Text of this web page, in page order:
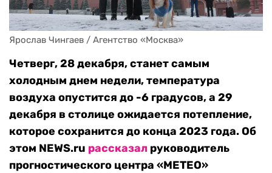
Ярослав Чингаев / Агентство «Москва»
Четверг, 28 декабря, станет самым
холодным днем недели, температура
воздуха опустится до -6 градусов, а 29
декабря в столице ожидается потепление,
которое сохранится до конца 2023 года. Об
этом NEWS.ru рассказал руководитель
прогностического центра «METEO»